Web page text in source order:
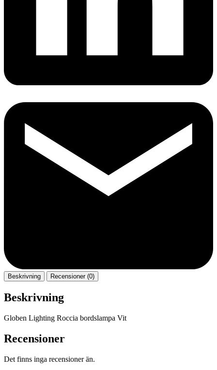
Beskrivning Recensioner (0)
Beskrivning
Globen Lighting Roccia bordslampa Vit
Recensioner
Det finns inga recensioner än.